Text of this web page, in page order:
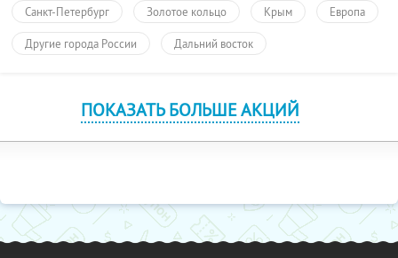
Санкт-Петербург Золотое кольцо Крым Европа
Другие города России Дальний восток
ПОКАЗАТЬ БОЛЬШЕ АКЦИЙ